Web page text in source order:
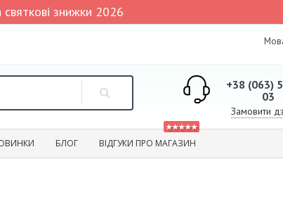
знижки 2026
+38 (063)
03
Замовити
БЛОГ
★★★★★
ВІДГУКИ ПРО МАГАЗИН